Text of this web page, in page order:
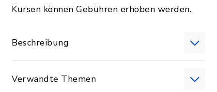
Kursen können Gebühren erhoben werden.
Beschreibung
Verwandte Themen